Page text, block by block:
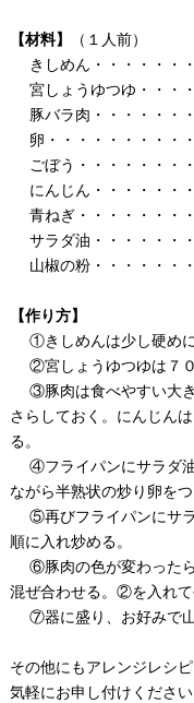
【材料】
（１人前）
きしめん・・・・・・
宮しょうゆつゆ・・・
豚バラ肉・・・・・・
卵・・・・・・・・・
ごぼう・・・・・・・
にんじん・・・・・・
青ねぎ・・・・・・・
サラダ油・・・・・・
山椒の粉・・・・・・
【作り方】
①きしめんは少し硬めに
②宮しょうゆつゆは７０
③豚肉は食べやすい大き
さらしておく。にんじん
る。
④フライパンにサラダ油
ながら半熟状の炒り卵を
⑤再びフライパンにサラ
順に入れ炒める。
⑥豚肉の色が変わったら
混ぜ合わせる。②を入れて
⑦器に盛り、お好みで山
その他にもアレンジレシ
気軽にお申し付けください